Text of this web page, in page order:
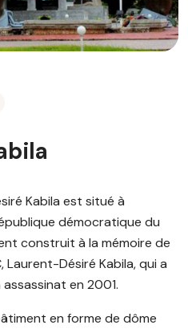
Kabila est situé à
démocratique du
construit à la mémoire de
Laurent-Désiré Kabila, qui a
en 2001.
en forme de dôme